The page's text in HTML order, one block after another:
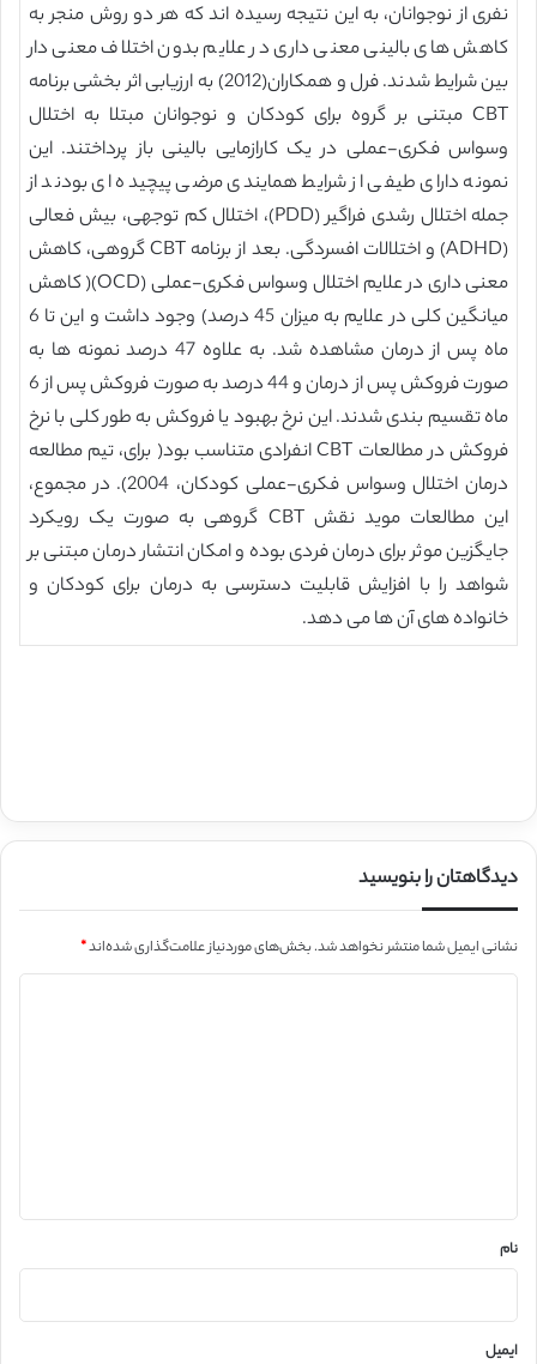
نفری از نوجوانان، به این نتیجه رسیده اند که هر دو روش منجر به
کاهش های بالینی معنی داری در علایم بدون اختلاف معنی دار
بین شرایط شدند. فرل و همکاران(2012) به ارزیابی اثر بخشی برنامه
CBT مبتنی بر گروه برای کودکان و نوجوانان مبتلا به اختلال
وسواس فکری-عملی در یک کارازمایی بالینی باز پرداختند. این
نمونه دارای طیفی از شرایط همایندی مرضی پیچیده ای بودند از
جمله اختلال رشدی فراگیر (PDD)، اختلال کم توجهی، بیش فعالی
(ADHD) و اختلالات افسردگی. بعد از برنامه CBT گروهی، کاهش
معنی داری در علایم اختلال وسواس فکری-عملی (OCD)( کاهش
میانگین کلی در علایم به میزان 45 درصد) وجود داشت و این تا 6
ماه پس از درمان مشاهده شد. به علاوه 47 درصد نمونه ها به
صورت فروکش پس از درمان و 44 درصد به صورت فروکش پس از 6
ماه تقسیم بندی شدند. این نرخ بهبود یا فروکش به طور کلی با نرخ
فروکش در مطالعات CBT انفرادی متناسب بود( برای، تیم مطالعه
درمان اختلال وسواس فکری-عملی کودکان، 2004). در مجموع،
این مطالعات موید نقش CBT گروهی به صورت یک رویکرد
جایگزین موثر برای درمان فردی بوده و امکان انتشار درمان مبتنی بر
شواهد را با افزایش قابلیت دسترسی به درمان برای کودکان و
خانواده های آن ها می دهد.
دیدگاهتان را بنویسید
نشانی ایمیل شما منتشر نخواهد شد.بخش‌های موردنیاز علامت‌گذاری شده‌اند*
نام
ایمیل